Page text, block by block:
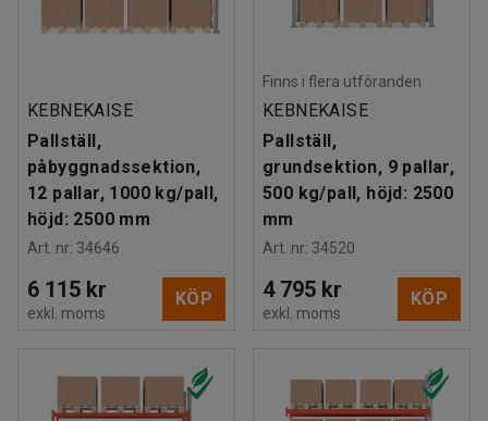
KEBNEKAISE
Pallställ,
påbyggnadssektion,
12 pallar, 1000 kg/pall,
höjd: 2500 mm
Art. nr: 34646
6 115 kr
exkl. moms
KÖP
Finns i flera utföranden
KEBNEKAISE
Pallställ,
grundsektion, 9 pallar,
500 kg/pall, höjd: 2500
mm
Art. nr: 34520
4 795 kr
exkl. moms
KÖP